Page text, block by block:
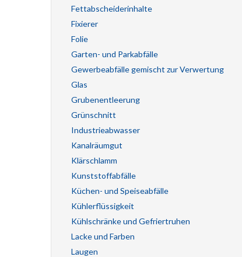
Fettabscheiderinhalte
Fixierer
Folie
Garten- und Parkabfälle
Gewerbeabfälle gemischt zur Verwertung
Glas
Grubenentleerung
Grünschnitt
Industrieabwasser
Kanalräumgut
Klärschlamm
Kunststoffabfälle
Küchen- und Speiseabfälle
Kühlerflüssigkeit
Kühlschränke und Gefriertruhen
Lacke und Farben
Laugen